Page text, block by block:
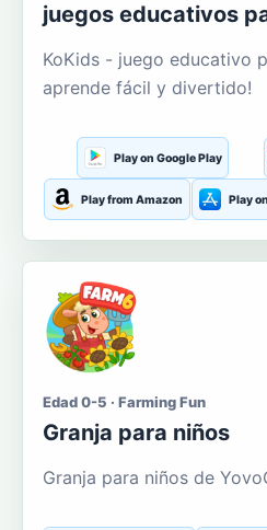
juegos educativos
KoKids - juego educativo
aprende fácil y divertido!
Play on Google Play
Play from Amazon Play
Edad 0-5 · Farming Fun
Granja para niños
Granja para niños de